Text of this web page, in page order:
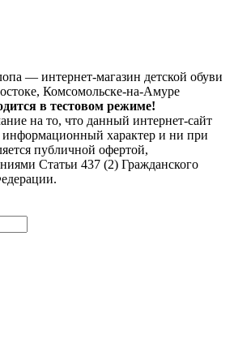
— интернет-магазин детской обуви
Комсомольске-на-Амуре
в тестовом режиме!
на то, что данный интернет-сайт
информационный характер и ни при
публичной офертой,
Статьи 437 (2) Гражданского